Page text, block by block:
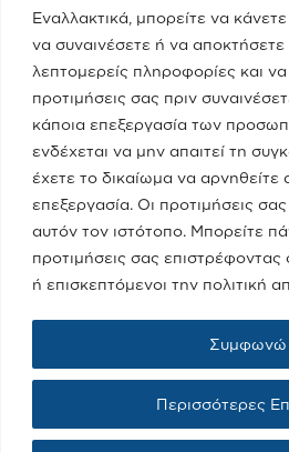
Εναλλακτικά, μπορείτε να
να συναινέσετε ή να
λεπτομερείς πληροφορίες και να
προτιμήσεις σας πριν
κάποια επεξεργασία των
ενδέχεται να μην απαιτεί τη
έχετε το δικαίωμα να αρνηθείτε
επεξεργασία. Οι προτιμήσεις
αυτόν τον ιστότοπο. Μπορείτε
προτιμήσεις σας επιστρέφοντας
ή επισκεπτόμενοι την πολιτική
Περισσότερες
Συμφωνώ
Τελευταία
Τάκης, Χριστίνα
08/05/2023
Real fm / Νίκος